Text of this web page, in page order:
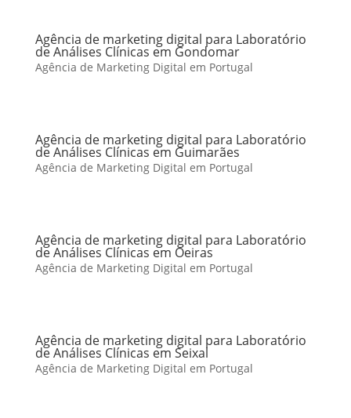
Agência de marketing digital para Laboratório
de Análises Clínicas em Gondomar
Agência de Marketing Digital em Portugal
Agência de marketing digital para Laboratório
de Análises Clínicas em Guimarães
Agência de Marketing Digital em Portugal
Agência de marketing digital para Laboratório
de Análises Clínicas em Oeiras
Agência de Marketing Digital em Portugal
Agência de marketing digital para Laboratório
de Análises Clínicas em Seixal
Agência de Marketing Digital em Portugal